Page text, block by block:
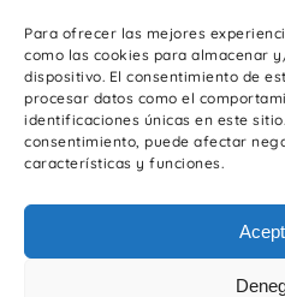
Para ofrecer las mejores
como las cookies para almacenar
dispositivo. El consentimiento de
procesar datos como el
identificaciones únicas en este
consentimiento, puede afectar
características y funciones.
Legal
Política de Privacidad
Advertencia Legal
Política de cookies
Política de calidad y